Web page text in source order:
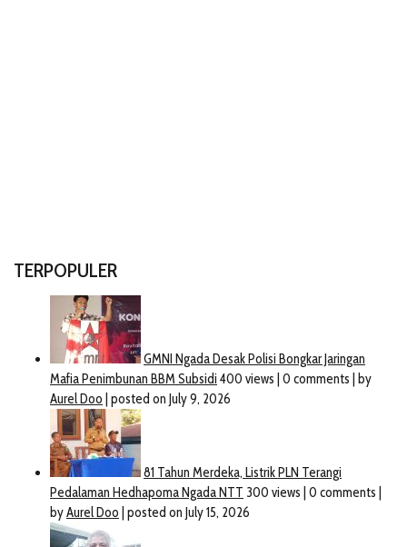
TERPOPULER